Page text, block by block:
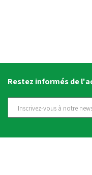
Restez informés de